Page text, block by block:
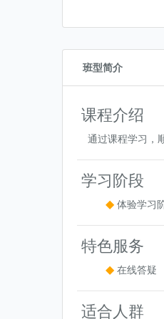
班型简介
课程介绍
通过课程学习，
学习阶段
体验学习
特色服务
在线答疑
适合人群